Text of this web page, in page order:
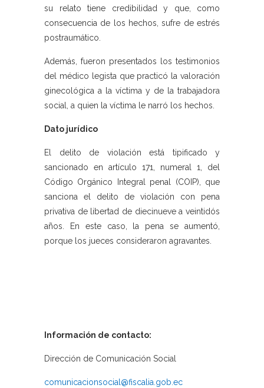
su relato tiene credibilidad y que, como
consecuencia de los hechos, sufre de estrés
postraumático.
Además, fueron presentados los testimonios
del médico legista que practicó la valoración
ginecológica a la víctima y de la trabajadora
social, a quien la víctima le narró los hechos.
Dato jurídico
El delito de violación está tipificado y
sancionado en artículo 171, numeral 1, del
Código Orgánico Integral penal (COIP), que
sanciona el delito de violación con pena
privativa de libertad de diecinueve a veintidós
años. En este caso, la pena se aumentó,
porque los jueces consideraron agravantes.
Información de contacto:
Dirección de Comunicación Social
comunicacionsocial@fiscalia.gob.ec